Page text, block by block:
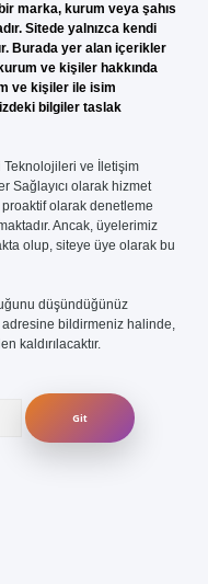
marka, kurum veya şahıs
Sitede yalnızca kendi
Burada yer alan içerikler
ve kişiler hakkında
ve kişiler ile isim
bilgiler taslak
Teknolojileri ve İletişim
Sağlayıcı olarak hizmet
olarak denetleme
Ancak, üyelerimiz
olup, siteye üye olarak bu
düşündüğünüz
adresine bildirmeniz halinde,
kaldırılacaktır.